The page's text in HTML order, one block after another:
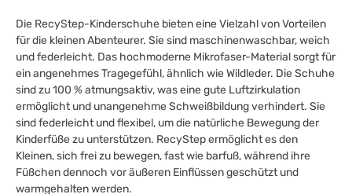
Die RecyStep-Kinderschuhe bieten eine Vielzahl von Vorteilen
für die kleinen Abenteurer. Sie sind maschinenwaschbar, weich
und federleicht. Das hochmoderne Mikrofaser-Material sorgt für
ein angenehmes Tragegefühl, ähnlich wie Wildleder. Die Schuhe
sind zu 100 % atmungsaktiv, was eine gute Luftzirkulation
ermöglicht und unangenehme Schweißbildung verhindert. Sie
sind federleicht und flexibel, um die natürliche Bewegung der
Kinderfüße zu unterstützen. RecyStep ermöglicht es den
Kleinen, sich frei zu bewegen, fast wie barfuß, während ihre
Füßchen dennoch vor äußeren Einflüssen geschützt und
warmgehalten werden.